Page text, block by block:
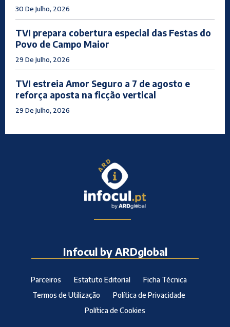
30 De Julho, 2026
TVI prepara cobertura especial das Festas do
Povo de Campo Maior
29 De Julho, 2026
TVI estreia Amor Seguro a 7 de agosto e
reforça aposta na ficção vertical
29 De Julho, 2026
Infocul by ARDglobal
Parceiros Estatuto Editorial
Ficha Técnica
Termos de Utilização
Política de Privacidade
Política de Cookies